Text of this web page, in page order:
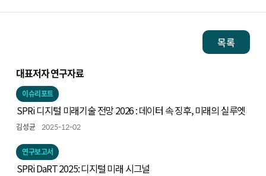
목록
대표저자 연구자료
이슈리포트
SPRi 디지털 미래기술 전망 2026 : 데이터 속 징후, 미래의 실루엣
김성균 2025-12-02
연구보고서
SPRi DaRT 2025: 디지털 미래 시그널